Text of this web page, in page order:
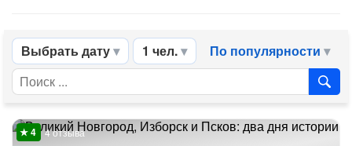
Выбрать дату 1 чел. По популярности
4 отзыва